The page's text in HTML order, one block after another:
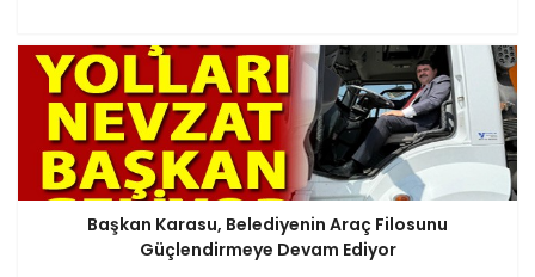
DAGC ve Palandöken
belediyesince organize
edilen kızak yarışında
renkli görüntüler yaşandı .
Başkan Karasu, Belediyenin Araç Filosunu
Güçlendirmeye Devam Ediyor